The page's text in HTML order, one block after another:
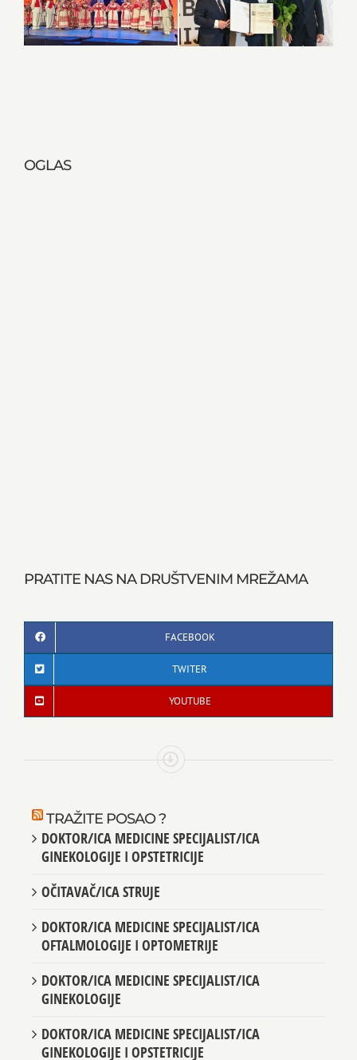
OGLAS
PRATITE NAS NA DRUŠTVENIM MREŽAMA
FACEBOOK
TWITER
YOUTUBE
TRAŽITE POSAO ?
DOKTOR/ICA MEDICINE SPECIJALIST/ICA
GINEKOLOGIJE I OPSTETRICIJE
OČITAVAČ/ICA STRUJE
DOKTOR/ICA MEDICINE SPECIJALIST/ICA
OFTALMOLOGIJE I OPTOMETRIJE
DOKTOR/ICA MEDICINE SPECIJALIST/ICA
GINEKOLOGIJE
DOKTOR/ICA MEDICINE SPECIJALIST/ICA
GINEKOLOGIJE I OPSTETRICIJE